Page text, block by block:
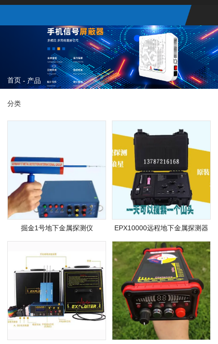
首页 -产品
分类
掘金1号地下金属探测仪 EPX10000远程地下金属探测器